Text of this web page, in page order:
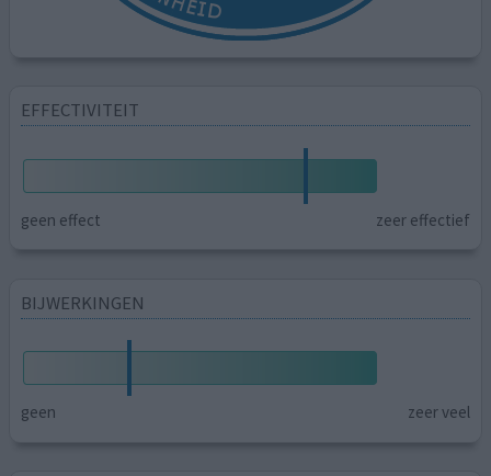
EFFECTIVITEIT
geen effect zeer effectief
BIJWERKINGEN
geen zeer veel